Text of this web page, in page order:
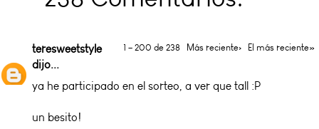
1 – 200 de 238 Más reciente› El más reciente»
teresweetstyle
dijo...
ya he participado en el sorteo, a ver que tall :P
un besito!